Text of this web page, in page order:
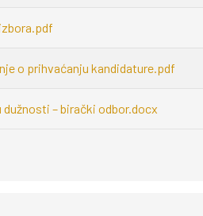
o prihvaćanju kandidature.pdf
– birački odbor.docx